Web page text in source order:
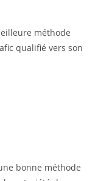
méthode
qualifié vers son
bonne méthode